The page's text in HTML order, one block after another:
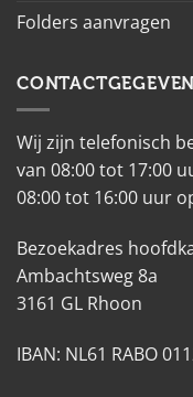
Folders aanvragen
Wij zijn telefonisch
van 08:00 tot 17:00
08:00 tot 16:00 uur
Bezoekadres
Ambachtsweg 8a
3161 GL Rhoon
IBAN: NL61 RABO